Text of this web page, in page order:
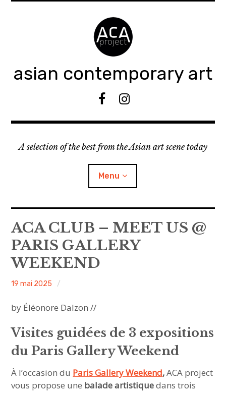
asian contemporary art
F
I
s
a
g
a
A selection of the best from the Asian art scene today
Menu
KEEP AN EYE ON ouvrir
le
sous-
menu
HAVE YOU MET
MEET US
NEWSLETTER
ACA CLUB – MEET US @
PARIS GALLERY
WEEKEND
ACA
19 mai 2025
by Éléonore Dalzon //
Visites guidées de 3 expositions
du Paris Gallery Weekend
À l’occasion du Paris Gallery Weekend,ACA project
vous propose une balade artistiquedans trois